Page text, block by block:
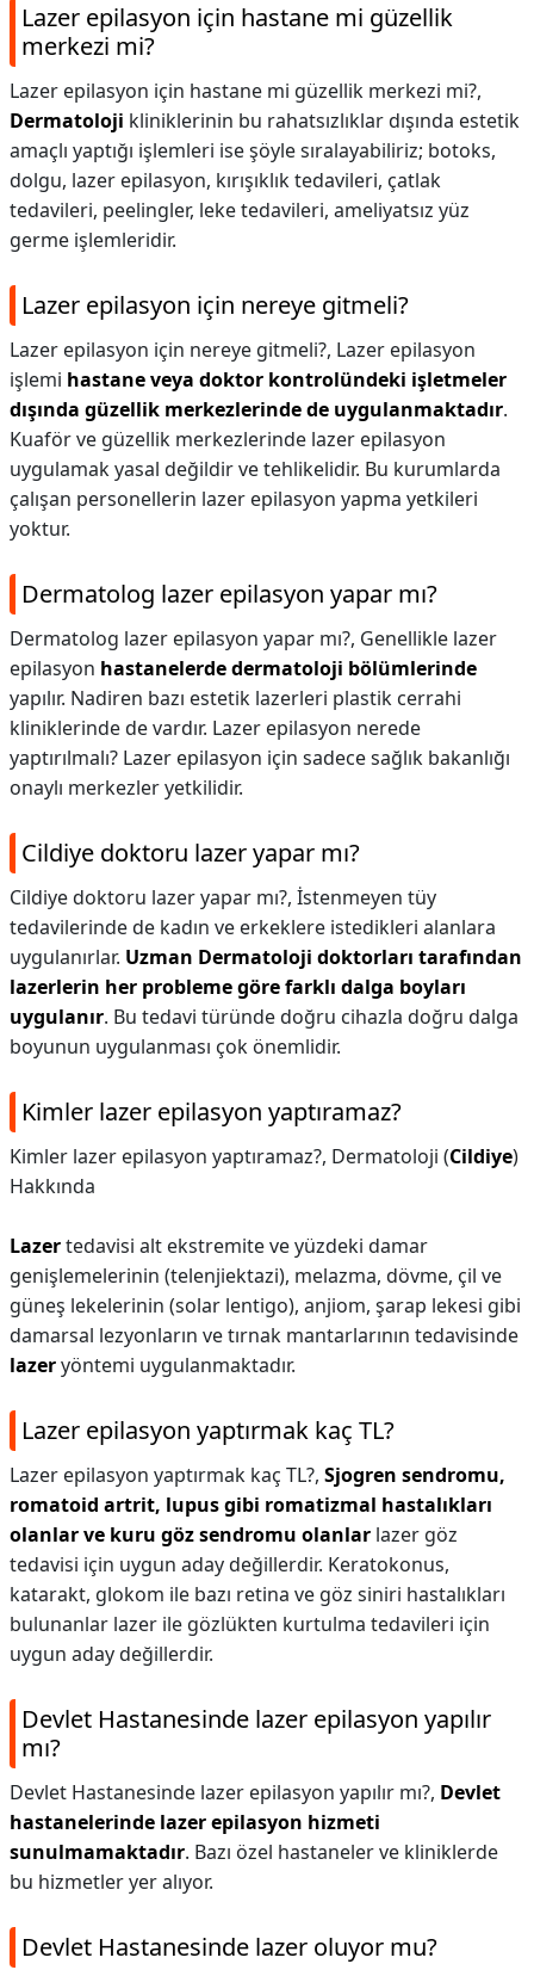
Lazer epilasyon için hastane mi güzellik
merkezi mi?
Lazer epilasyon için hastane mi güzellik merkezi mi?,
Dermatoloji kliniklerinin bu rahatsızlıklar dışında estetik
amaçlı yaptığı işlemleri ise şöyle sıralayabiliriz; botoks,
dolgu, lazer epilasyon, kırışıklık tedavileri, çatlak
tedavileri, peelingler, leke tedavileri, ameliyatsız yüz
germe işlemleridir.
Lazer epilasyon için nereye gitmeli?
Lazer epilasyon için nereye gitmeli?, Lazer epilasyon
işlemi hastane veya doktor kontrolündeki işletmeler
dışında güzellik merkezlerinde de uygulanmaktadır.
Kuaför ve güzellik merkezlerinde lazer epilasyon
uygulamak yasal değildir ve tehlikelidir. Bu kurumlarda
çalışan personellerin lazer epilasyon yapma yetkileri
yoktur.
Dermatolog lazer epilasyon yapar mı?
Dermatolog lazer epilasyon yapar mı?, Genellikle lazer
epilasyon hastanelerde dermatoloji bölümlerinde
yapılır. Nadiren bazı estetik lazerleri plastik cerrahi
kliniklerinde de vardır. Lazer epilasyon nerede
yaptırılmalı? Lazer epilasyon için sadece sağlık bakanlığı
onaylı merkezler yetkilidir.
Cildiye doktoru lazer yapar mı?
Cildiye doktoru lazer yapar mı?, İstenmeyen tüy
tedavilerinde de kadın ve erkeklere istedikleri alanlara
uygulanırlar. Uzman Dermatoloji doktorları tarafından
lazerlerin her probleme göre farklı dalga boyları
uygulanır. Bu tedavi türünde doğru cihazla doğru dalga
boyunun uygulanması çok önemlidir.
Kimler lazer epilasyon yaptıramaz?
Kimler lazer epilasyon yaptıramaz?, Dermatoloji (Cildiye)
Hakkında
Lazertedavisi alt ekstremite ve yüzdeki damar
genişlemelerinin (telenjiektazi), melazma, dövme, çil ve
güneş lekelerinin (solar lentigo), anjiom, şarap lekesi gibi
damarsal lezyonların ve tırnak mantarlarının tedavisinde
lazeryöntemi uygulanmaktadır.
Lazer epilasyon yaptırmak kaç TL?
Lazer epilasyon yaptırmak kaç TL?, Sjogren sendromu,
romatoid artrit, lupus gibi romatizmal hastalıkları
olanlar ve kuru göz sendromu olanlar lazer göz
tedavisi için uygun aday değillerdir. Keratokonus,
katarakt, glokom ile bazı retina ve göz siniri hastalıkları
bulunanlar lazer ile gözlükten kurtulma tedavileri için
uygun aday değillerdir.
Devlet Hastanesinde lazer epilasyon yapılır
mı?
Devlet Hastanesinde lazer epilasyon yapılır mı?, Devlet
hastanelerinde lazer epilasyon hizmeti
sunulmamaktadır. Bazı özel hastaneler ve kliniklerde
bu hizmetler yer alıyor.
Devlet Hastanesinde lazer oluyor mu?